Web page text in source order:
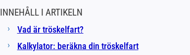
INNEHÅLL I ARTIKELN
Vad är tröskelfart?
Kalkylator: beräkna din tröskelfart